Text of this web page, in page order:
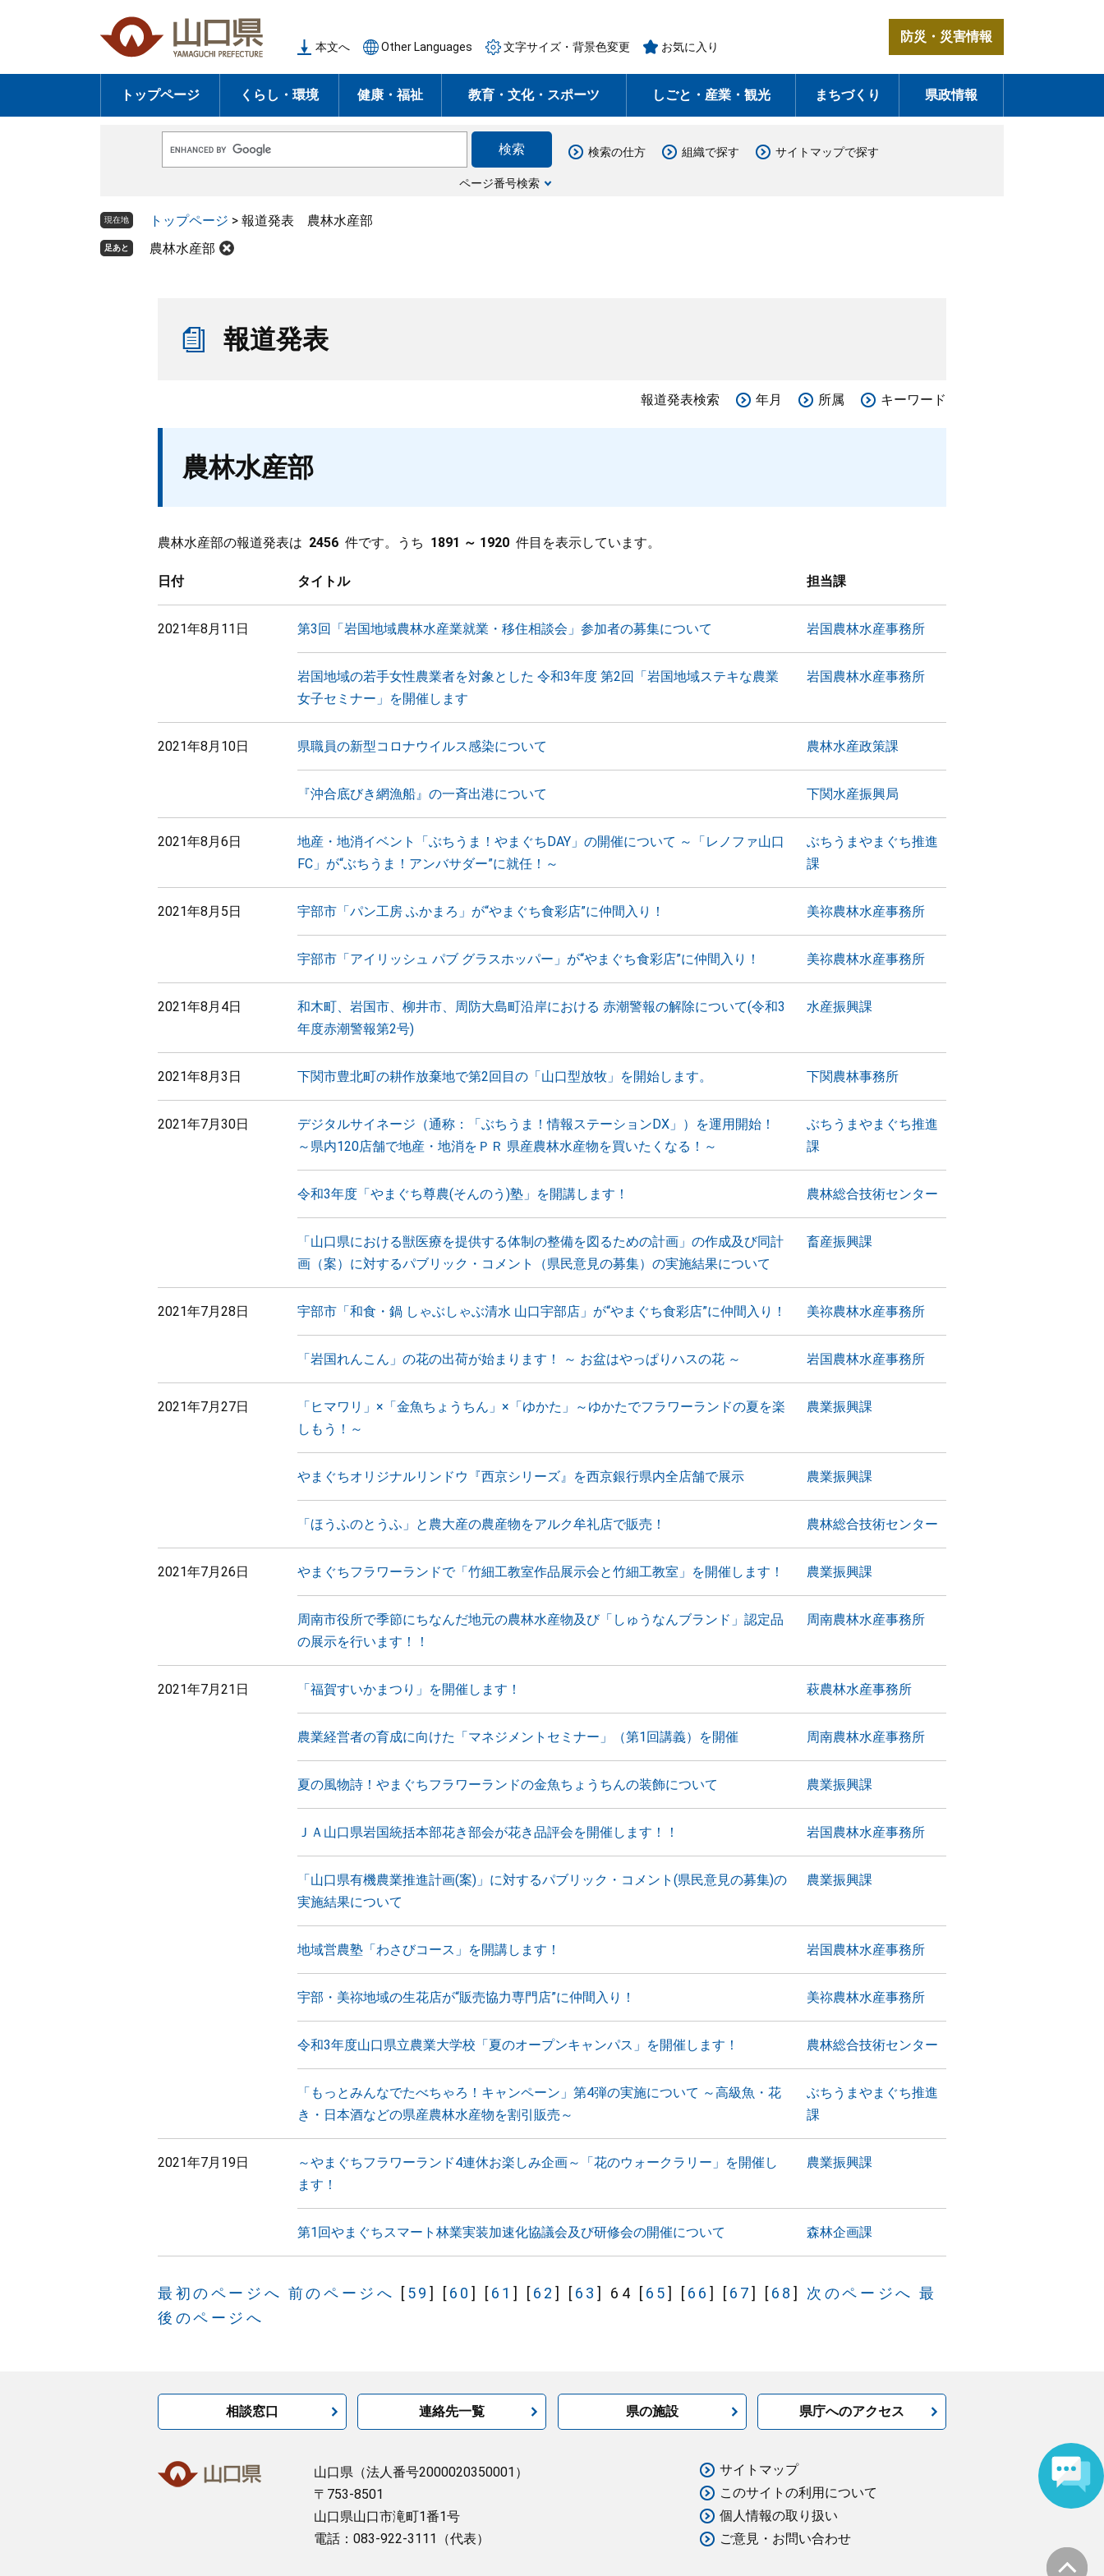
の
頭
ー
飛
本文へ Other Languages 文字サイズ・背景色変更 お気に入り
防災・災害情報
トップページ くらし・環境 健康・福祉 教育・文化・スポーツ しごと・産業・観光 まちづくり 県政情報
o
e
ス
タ
ページ番号検索
検索の仕方 組織で探す サイトマップで探す
現在地 トップページ > 報道発表 農林水産部
足あと 農林水産部
報道発表
報道発表検索 年月 所属 キーワード
農林水産部
農林水産部の報道発表は 2456 件です。うち 1891 ～ 1920 件目を表示しています。
日付 タイトル 担当課
2021年8月11日 第3回「岩国地域農林水産業就業・移住相談会」参加者の募集について 岩国農林水産事務所
岩国地域の若手女性農業者を対象とした 令和3年度 第2回「岩国地域ステキな農業
女子セミナー」を開催します
岩国農林水産事務所
2021年8月10日 県職員の新型コロナウイルス感染について 農林水産政策課
『沖合底びき網漁船』の一斉出港について 下関水産振興局
2021年8月6日
地産・地消イベント「ぶちうま！やまぐちDAY」の開催について ～「レノファ山口
FC」が“ぶちうま！アンバサダー”に就任！～
ぶちうまやまぐち推進
課
2021年8月5日 宇部市「パン工房 ふかまろ」が“やまぐち食彩店”に仲間入り！ 美祢農林水産事務所
宇部市「アイリッシュ パブ グラスホッパー」が“やまぐち食彩店”に仲間入り！ 美祢農林水産事務所
2021年8月4日
和木町、岩国市、柳井市、周防大島町沿岸における 赤潮警報の解除について(令和3
年度赤潮警報第2号)
水産振興課
2021年8月3日 下関市豊北町の耕作放棄地で第2回目の「山口型放牧」を開始します。 下関農林事務所
2021年7月30日
デジタルサイネージ（通称：「ぶちうま！情報ステーションDX」）を運用開始！
～県内120店舗で地産・地消をＰＲ 県産農林水産物を買いたくなる！～
ぶちうまやまぐち推進
課
令和3年度「やまぐち尊農(そんのう)塾」を開講します！ 農林総合技術センター
「山口県における獣医療を提供する体制の整備を図るための計画」の作成及び同計
画（案）に対するパブリック・コメント（県民意見の募集）の実施結果について
畜産振興課
2021年7月28日 宇部市「和食・鍋 しゃぶしゃぶ清水 山口宇部店」が“やまぐち食彩店”に仲間入り！ 美祢農林水産事務所
「岩国れんこん」の花の出荷が始まります！ ～ お盆はやっぱりハスの花 ～ 岩国農林水産事務所
2021年7月27日
「ヒマワリ」×「金魚ちょうちん」×「ゆかた」～ゆかたでフラワーランドの夏を楽
しもう！～
農業振興課
やまぐちオリジナルリンドウ『西京シリーズ』を西京銀行県内全店舗で展示 農業振興課
「ほうふのとうふ」と農大産の農産物をアルク牟礼店で販売！ 農林総合技術センター
2021年7月26日 やまぐちフラワーランドで「竹細工教室作品展示会と竹細工教室」を開催します！ 農業振興課
周南市役所で季節にちなんだ地元の農林水産物及び「しゅうなんブランド」認定品
の展示を行います！！
周南農林水産事務所
2021年7月21日 「福賀すいかまつり」を開催します！ 萩農林水産事務所
農業経営者の育成に向けた「マネジメントセミナー」（第1回講義）を開催 周南農林水産事務所
夏の風物詩！やまぐちフラワーランドの金魚ちょうちんの装飾について 農業振興課
ＪＡ山口県岩国統括本部花き部会が花き品評会を開催します！！ 岩国農林水産事務所
「山口県有機農業推進計画(案)」に対するパブリック・コメント(県民意見の募集)の
実施結果について
農業振興課
地域営農塾「わさびコース」を開講します！ 岩国農林水産事務所
宇部・美祢地域の生花店が“販売協力専門店”に仲間入り！ 美祢農林水産事務所
令和3年度山口県立農業大学校「夏のオープンキャンパス」を開催します！ 農林総合技術センター
「もっとみんなでたべちゃろ！キャンペーン」第4弾の実施について ～高級魚・花
き・日本酒などの県産農林水産物を割引販売～
ぶちうまやまぐち推進
課
2021年7月19日
～やまぐちフラワーランド4連休お楽しみ企画～「花のウォークラリー」を開催し
ます！
農業振興課
第1回やまぐちスマート林業実装加速化協議会及び研修会の開催について 森林企画課
最初のページへ 前のページへ [ 59 ] [ 60 ] [ 61 ] [ 62 ] [ 63 ] 64 [ 65] [ 66 ] [ 67] [ 68 ] 次のページへ 最
後のページへ
相談窓口 連絡先一覧 県の施設 県庁へのアクセス
山口県 （法人番号2000020350001）
〒753-8501
山口県山口市滝町1番1号
電話：083-922-3111（代表）
サイトマップ
このサイトの利用について
個人情報の取り扱い
ご意見・お問い合わせ